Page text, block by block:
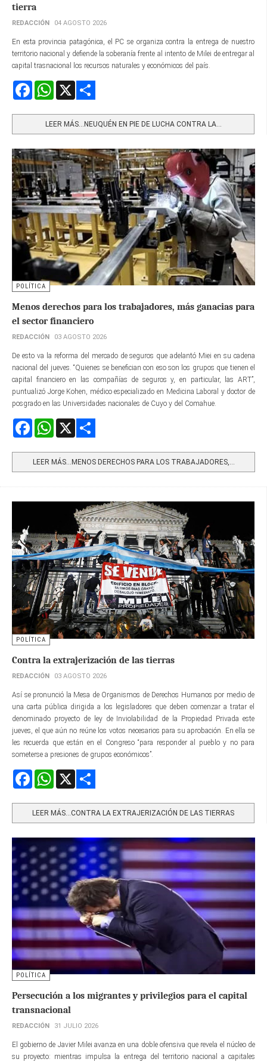
tierra
REDACCIÓN 04 AGOSTO 2026
En esta provincia patagónica, el PC se organiza contra la entrega de nuestro
territorio nacional y defiende la soberanía frente al intento de Milei de entregar al
capital trasnacional los recursos naturales y económicos del país.
FacebookWhatsApp
LEER MÁS…NEUQUÉN EN PIE DE LUCHA CONTRA LA...
POLÍTICA
Menos derechos para los trabajadores, más ganacias para
el sector financiero
REDACCIÓN 03 AGOSTO 2026
De esto va la reforma del mercado de seguros que adelantó Miei en su cadena
nacional del jueves. “Quienes se benefician con eso son los grupos que tienen el
capital financiero en las compañías de seguros y, en particular, las ART”,
puntualizó Jorge Kohen, médico especializado en Medicina Laboral y doctor de
posgrado en las Universidades nacionales de Cuyo y del Comahue.
FacebookWhatsApp
LEER MÁS…MENOS DERECHOS PARA LOS TRABAJADORES,...
POLÍTICA
Contra la extrajerización de las tierras
REDACCIÓN 03 AGOSTO 2026
Así se pronunció la Mesa de Organismos de Derechos Humanos por medio de
una carta pública dirigida a los legisladores que deben comenzar a tratar el
denominado proyecto de ley de Inviolabilidad de la Propiedad Privada este
jueves, el que aún no reúne los votos necesarios para su aprobación. En ella se
les recuerda que están en el Congreso “para responder al pueblo y no para
someterse a presiones de grupos económicos”.
FacebookWhatsApp
LEER MÁS…CONTRA LA EXTRAJERIZACIÓN DE LAS TIERRAS
POLÍTICA
Persecución a los migrantes y privilegios para el capital
transnacional
REDACCIÓN 31 JULIO 2026
El gobierno de Javier Milei avanza en una doble ofensiva que revela el núcleo de
su proyecto: mientras impulsa la entrega del territorio nacional a capitales